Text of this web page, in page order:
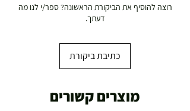
רוצה להוסיף את הביקורת הראשונה? ספר/י לנו מה
דעתך.
כתיבת ביקורת
מוצרים קשורים